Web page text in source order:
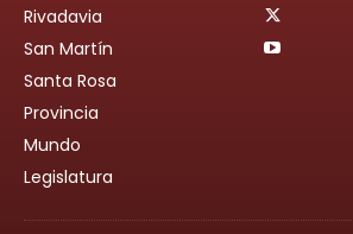
Rivadavia
San Martín
Santa Rosa
Provincia
Mundo
Legislatura